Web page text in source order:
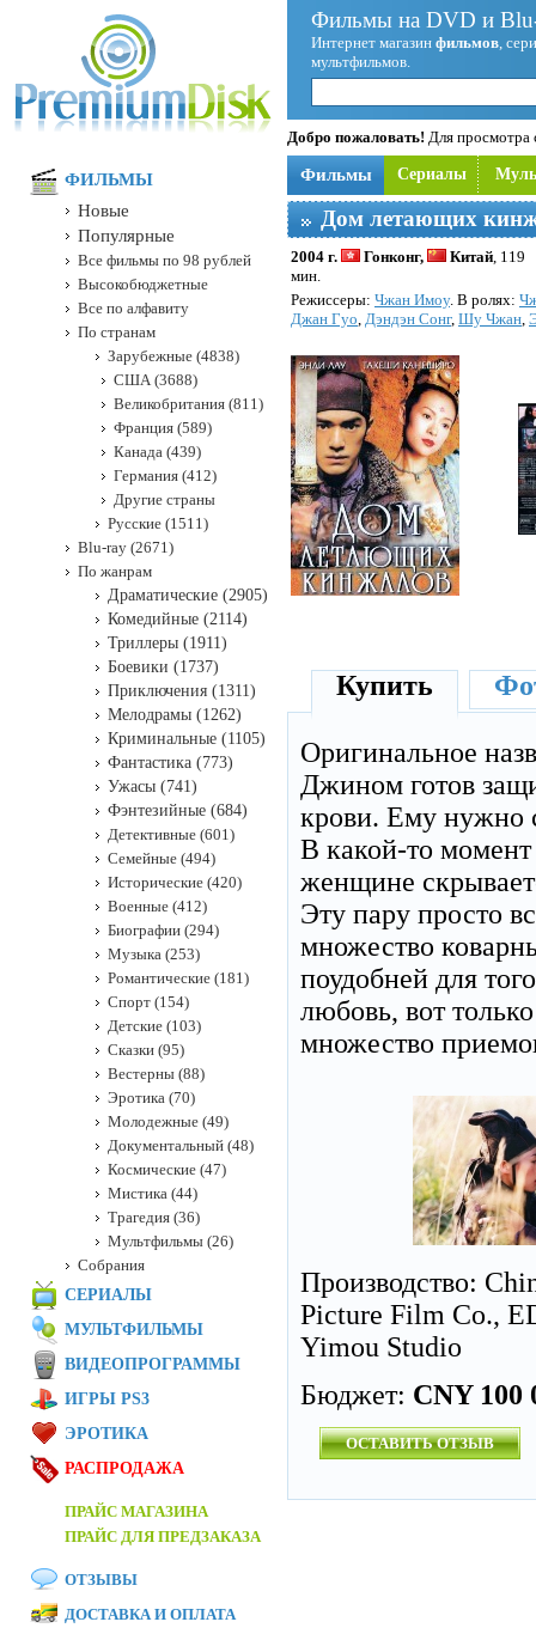
Фильмы на DVD и
Интернет магазин фильмов,
мультфильмов.
Добро пожаловать! Для просмотра
Фильмы Сериалы
Дом летающих
2004 г. Гонконг, Китай, 119
мин.
Режисcеры: Чжан Имоу. В ролях:
Джан Гуо, Дэндэн Сонг, Шу Чжан,
Купить
Оригинальное
Джином готов
крови. Ему нужно
В какой-то момент
женщине
Эту пару просто
множество
поудобней для
любовь, вот
множество
Производство:
Picture Film Co.,
Yimou Studio
Бюджет: CNY 100
ОСТАВИТЬ ОТЗЫВ
ФИЛЬМЫ
Новые
Популярные
Все фильмы по 98 рублей
Высокобюджетные
Все по алфавиту
По странам
Зарубежные (4838)
США (3688)
Великобритания (811)
Франция (589)
Канада (439)
Германия (412)
Другие страны
Русские (1511)
Blu-ray (2671)
По жанрам
Драматические (2905)
Комедийные (2114)
Триллеры (1911)
Боевики (1737)
Приключения (1311)
Мелодрамы (1262)
Криминальные (1105)
Фантастика (773)
Ужасы (741)
Фэнтезийные (684)
Детективные (601)
Семейные (494)
Исторические (420)
Военные (412)
Биографии (294)
Музыка (253)
Романтические (181)
Спорт (154)
Детские (103)
Сказки (95)
Вестерны (88)
Эротика (70)
Молодежные (49)
Документальный (48)
Космические (47)
Мистика (44)
Трагедия (36)
Мультфильмы (26)
Собрания
СЕРИАЛЫ
МУЛЬТФИЛЬМЫ
ВИДЕОПРОГРАММЫ
ИГРЫ PS3
ЭРОТИКА
РАСПРОДАЖА
ПРАЙС МАГАЗИНА
ПРАЙС ДЛЯ ПРЕДЗАКАЗА
ОТЗЫВЫ
ДОСТАВКА И ОПЛАТА